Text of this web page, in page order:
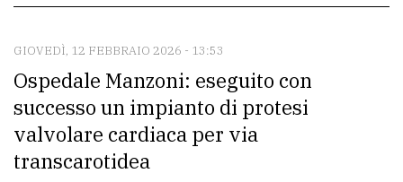
CONTATTI
La
redazione
Scrivici
Per
la
GIOVEDÌ, 12 FEBBRAIO 2026 - 13:53
Ospedale Manzoni: eseguito con
successo un impianto di protesi
valvolare cardiaca per via
transcarotidea